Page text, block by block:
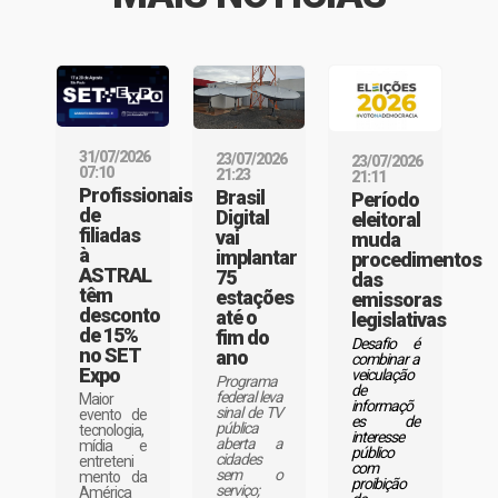
31/07/2026
07:10
Profissionais
de
filiadas
à
ASTRAL
têm
desconto
de 15%
no SET
Expo
Maior
evento de
tecnologia,
mídia e
entreteni
mento da
América
23/07/2026
21:23
Brasil
Digital
vai
implantar
75
estações
até o
fim do
ano
Programa
federal leva
sinal de TV
pública
aberta a
cidades
sem o
serviço;
23/07/2026
21:11
Período
eleitoral
muda
procedimentos
das
emissoras
legislativas
Desafio é
combinar a
veiculação
de
informaçõ
es de
interesse
público
com
proibição